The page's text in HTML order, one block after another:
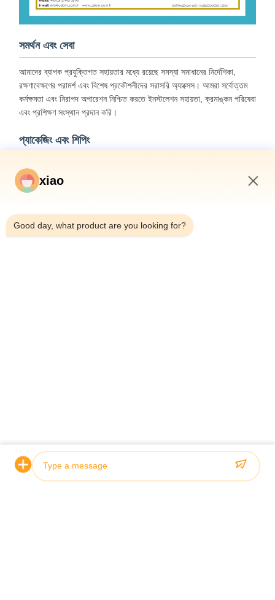
সমর্থন এবং সেবা
আমাদের ব্যাপক প্রযুক্তিগত সহায়তার মধ্যে রয়েছে সমস্যা সমাধানের নির্দেশিকা,
রক্ষণাবেক্ষণের পরামর্শ এবং বিশেষ প্রকৌশলীদের সরাসরি অ্যাক্সেস। আমরা সর্বোত্তম
কর্মক্ষমতা এবং নিরাপদ অপারেশন নিশ্চিত করতে ইনস্টলেশন সহায়তা, ক্রমাঙ্কন পরিষেবা
এবং প্রশিক্ষণ সংস্থান প্রদান করি।
প্যাকেজিং এবং শিপিং
প্রতিটি হাইড্রোলিক সিলিন্ডার সাবধানে পরিষ্কার হ্যান্ডলিং নির্দেশাবলী সহ
প্রতিরক্ষামূলক উপকরণগুলিতে প্যাকেজ করা হয়। পরিবহনের সময় ক্ষতি রোধ করতে
ইউনিটগুলি নিরাপদে কাঠের প্যাকেজিংয়ে প্যাক করা হয়।
xiao
Good day, what product are you looking for?